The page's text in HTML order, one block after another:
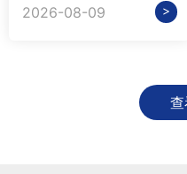
2026-08-09 >